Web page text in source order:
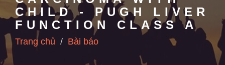
CHILD - PUGH LIVER
FUNCTION CLASS A
Trang chủ Bài báo